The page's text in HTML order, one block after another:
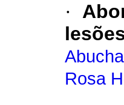
·
Rosa